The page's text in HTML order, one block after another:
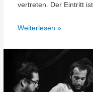
vertreten. Der Eintritt
Interkultureller
CaroItalo
Weiterlesen »